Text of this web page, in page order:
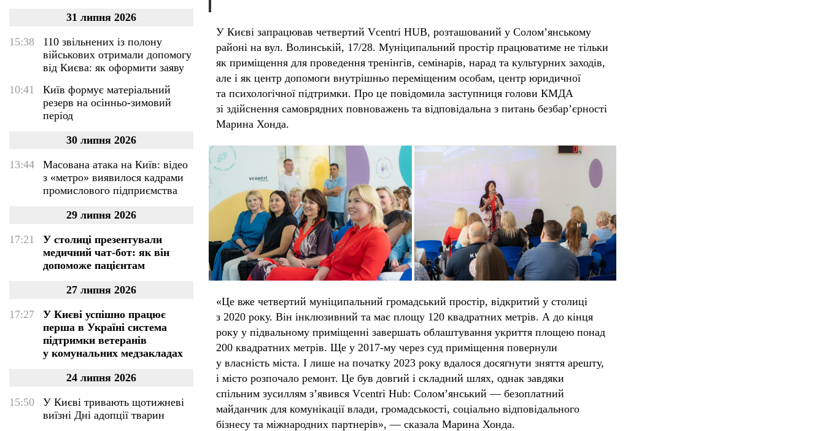
31 липня 2026
15:38
110 звільнених із полону
військових отримали допомогу
від Києва: як оформити заяву
10:41
Київ формує матеріальний
резерв на осінньо-зимовий
період
30 липня 2026
13:44
Масована атака на Київ: відео
з «метро» виявилося кадрами
промислового підприємства
29 липня 2026
17:21
У столиці презентували
медичний чат-бот: як він
допоможе пацієнтам
27 липня 2026
17:27
У Києві успішно працює
перша в Україні система
підтримки ветеранів
у комунальних медзакладах
24 липня 2026
15:50
У Києві тривають щотижневі
виїзні Дні адопції тварин
У Києві запрацював четвертий Vcentri HUB, розташований у Солом’янському
районі на вул. Волинській, 17/28. Муніципальний простір працюватиме не тільки
як приміщення для проведення тренінгів, семінарів, нарад та культурних заходів,
але і як центр допомоги внутрішньо переміщеним особам, центр юридичної
та психологічної підтримки. Про це повідомила заступниця голови КМДА
зі здійснення самоврядних повноважень та відповідальна з питань безбар’єрності
Марина Хонда.
«Це вже четвертий муніципальний громадський простір, відкритий у столиці
з 2020 року. Він інклюзивний та має площу 120 квадратних метрів. А до кінця
року у підвальному приміщенні завершать облаштування укриття площею понад
200 квадратних метрів. Ще у 2017-му через суд приміщення повернули
у власність міста. І лише на початку 2023 року вдалося досягнути зняття арешту,
і місто розпочало ремонт. Це був довгий і складний шлях, однак завдяки
спільним зусиллям з’явився Vcentri Hub: Солом’янський — безоплатний
майданчик для комунікації влади, громадськості, соціально відповідального
бізнесу та міжнародних партнерів», — сказала Марина Хонда.